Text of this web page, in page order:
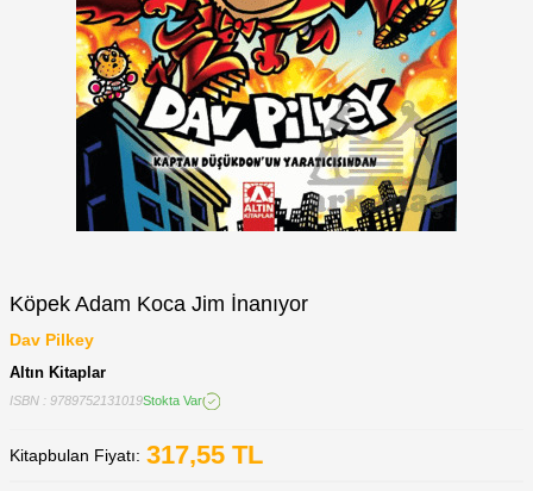
Köpek Adam Koca Jim İnanıyor
Dav Pilkey
Altın Kitaplar
ISBN : 9789752131019Stokta Var
Kitapbulan Fiyatı: 317,55 TL